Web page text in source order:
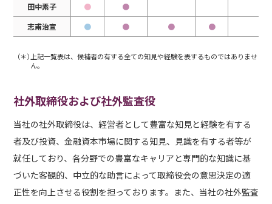
田中素子
●
●
志甫治宣
● ● ● ●
（＊）上記一覧表は、候補者の有する全ての知見や経験を表するものではありませ
ん。
社外取締役および社外監査役
当社の社外取締役は、経営者として豊富な知見と経験を有する
者及び投資、金融資本市場に関する知見、見識を有する者等が
就任しており、各分野での豊富なキャリアと専門的な知識に基
づいた客観的、中立的な助言によって取締役会の意思決定の適
正性を向上させる役割を担っております。また、当社の社外監査